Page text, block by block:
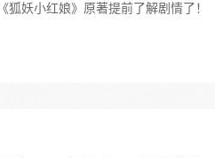
妖小红娘》原著提前了解剧情了！